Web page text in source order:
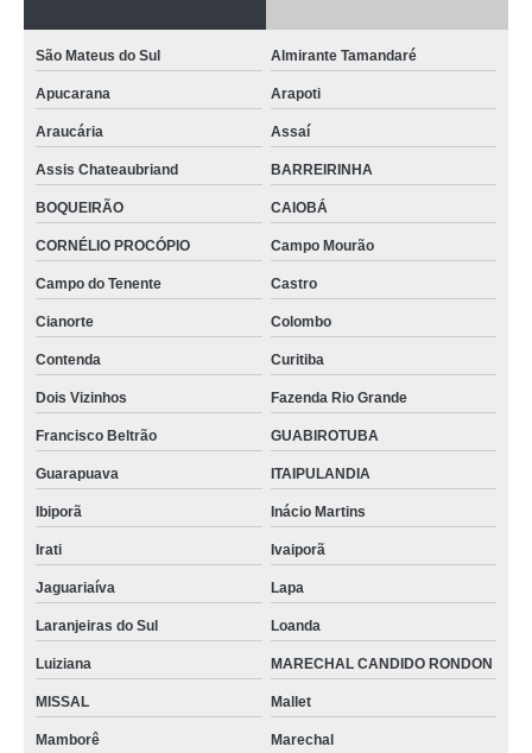
São Mateus do Sul Almirante Tamandaré
Apucarana Arapoti
Araucária Assaí
Assis Chateaubriand BARREIRINHA
BOQUEIRÃO CAIOBÁ
CORNÉLIO PROCÓPIO Campo Mourão
Campo do Tenente Castro
Cianorte Colombo
Contenda Curitiba
Dois Vizinhos Fazenda Rio Grande
Francisco Beltrão GUABIROTUBA
Guarapuava ITAIPULANDIA
Ibiporã Inácio Martins
Irati Ivaiporã
Jaguariaíva Lapa
Laranjeiras do Sul Loanda
Luiziana MARECHAL CANDIDO RONDON
MISSAL Mallet
Mamborê Marechal